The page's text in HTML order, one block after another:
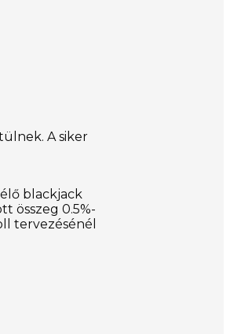
A siker
blackjack
összeg 0.5%-
tervezésénél